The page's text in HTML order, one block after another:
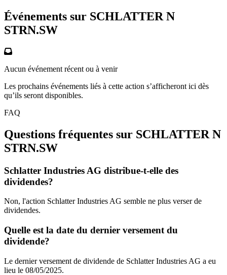
Événements sur SCHLATTER N
STRN.SW
Aucun événement récent ou à venir
Les prochains événements liés à cette action s’afficheront ici dès
qu’ils seront disponibles.
FAQ
Questions fréquentes sur SCHLATTER N
STRN.SW
Schlatter Industries AG distribue-t-elle des
dividendes?
Non, l'action Schlatter Industries AG semble ne plus verser de
dividendes.
Quelle est la date du dernier versement du
dividende?
Le dernier versement de dividende de Schlatter Industries AG a eu
lieu le 08/05/2025.